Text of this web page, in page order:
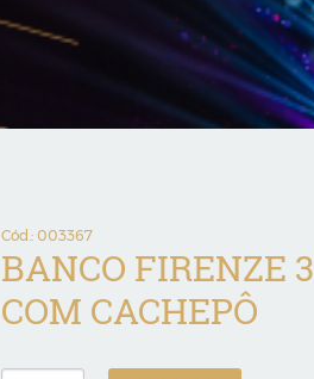
Cód.: 003367
BANCO FIRENZE
COM CACHEPÔ